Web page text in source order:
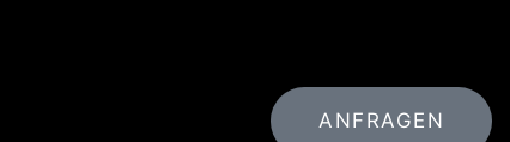
ANFRAGEN